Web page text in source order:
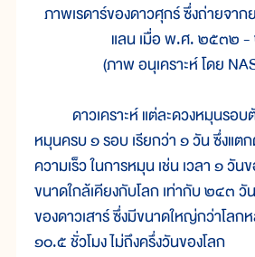
ภาพเรดาร์ของดาวศุกร์ ซึ่งถ่ายจา
แลน เมื่อ พ.ศ. ๒๕๓๒
(ภาพ อนุเคราะห์ โดย
ดาวเคราะห์ แต่ละดวงหมุนรอบตัว
หมุนครบ ๑ รอบ เรียกว่า ๑ วัน ซึ่งแต
ความเร็ว ในการหมุน เช่น เวลา ๑ วัน
ขนาดใกล้เคียงกับโลก เท่ากับ ๒๔๓
ของดาวเสาร์ ซึ่งมีขนาดใหญ่กว่าโลก
๑๐.๕ ชั่วโมง ไม่ถึงครึ่งวันของโลก